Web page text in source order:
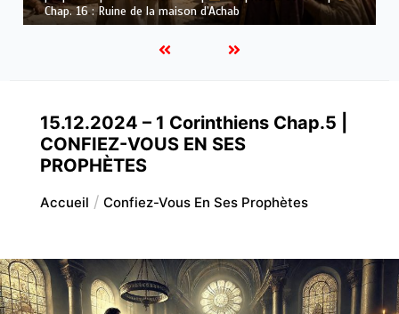
d’Achab
15.12.2024 – 1 Corinthiens Chap.5 |
CONFIEZ-VOUS EN SES
PROPHÈTES
Accueil Confiez-Vous En Ses Prophètes